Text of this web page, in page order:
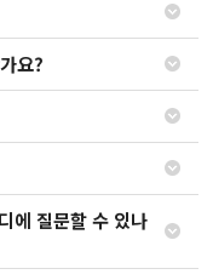
요?
에 질문할 수 있나